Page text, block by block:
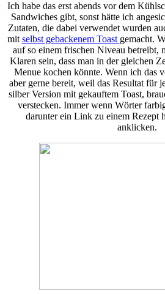
Ich habe das erst abends vor dem
Sandwiches gibt, sonst hätte ich
Zutaten, die dabei verwendet wurden
mitselbst gebackenem Toast gemacht.
auf so einem frischen Niveau betreibt,
Klaren sein, dass man in der gleichen
Menue kochen könnte. Wenn ich das
aber gerne bereit, weil das Resultat für
silber Version mit gekauftem Toast,
verstecken. Immer wenn Wörter
darunter ein Link zu einem Rezept
anklicken.